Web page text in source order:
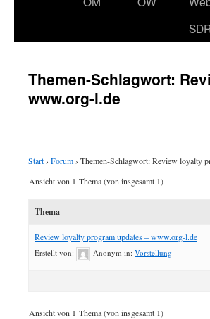
SDR
Themen-Schlagwort:
www.org-l.de
Start› Forum› Themen-Schlagwort: Review loyalty
Ansicht von 1 Thema (von insgesamt 1)
Thema
Review loyalty program updates – www.org-l.de
Erstellt von: Anonym in: Vorstellung
Ansicht von 1 Thema (von insgesamt 1)